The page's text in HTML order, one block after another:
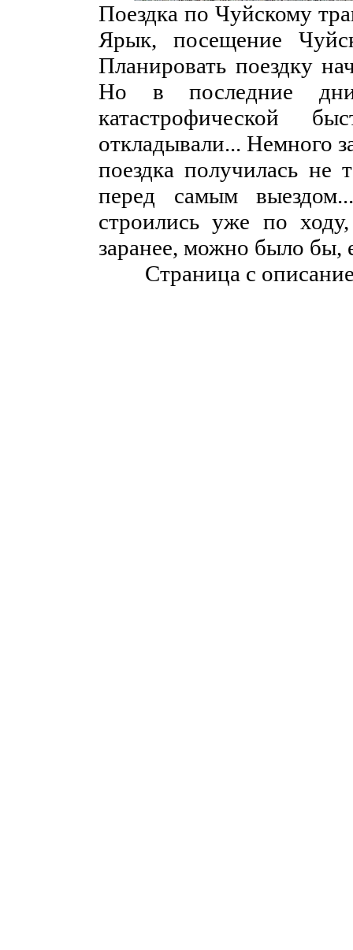
Поездка по Чуйскому
Ярык, посещение
Планировать поездку
Но в последние
катастрофической
откладывали... Немного
поездка получилась не
перед самым
строились уже по
заранее, можно было бы,
Страница с